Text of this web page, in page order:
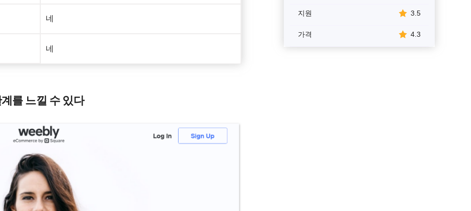
네
네
를 느낄 수 있다
지원 3.5
가격 4.3